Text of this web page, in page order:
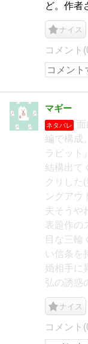
ど。作者
ナイス
コメント
マギー
ネタバレ
編で構成
ラビット
結構出て
クリした
ングアウ
夫そうや
表題作の
目な三輪
い信条を
婚相手に
弘の誘惑
ナイス
コメント